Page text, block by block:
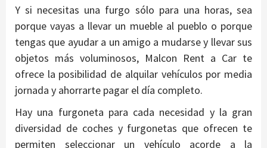
Y si necesitas una furgo sólo para una horas, sea
porque vayas a llevar un mueble al pueblo o porque
tengas que ayudar a un amigo a mudarse y llevar sus
objetos más voluminosos, Malcon Rent a Car te
ofrece la posibilidad de alquilar vehículos por media
jornada y ahorrarte pagar el día completo.
Hay una furgoneta para cada necesidad y la gran
diversidad de coches y furgonetas que ofrecen te
permiten seleccionar un vehículo acorde a la